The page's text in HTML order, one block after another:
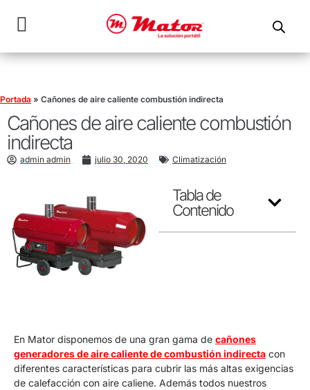
Portada » Cañones de aire caliente combustión indirecta
Cañones de aire caliente combustión
indirecta
admin admin julio 30, 2020 Climatización
Tabla de
Contenido
En Mator disponemos de una gran gama de cañones
generadores de aire caliente de combustión indirecta con
diferentes características para cubrir las más altas exigencias
de calefacción con aire caliene. Además todos nuestros